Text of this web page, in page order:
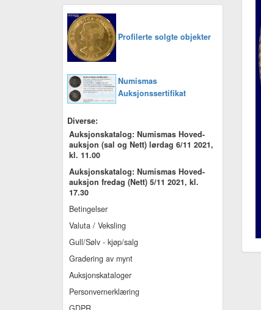
Profilerte solgte objekter
Numismas
Auksjonssertifikat
Diverse:
Auksjonskatalog: Numismas Hoved-
auksjon (sal og Nett) lørdag 6/11 2021,
kl. 11.00
Auksjonskatalog: Numismas Hoved-
auksjon fredag (Nett) 5/11 2021, kl.
17.30
Betingelser
Valuta / Veksling
Gull/Sølv - kjøp/salg
Gradering av mynt
Auksjonskataloger
Personvernerklæring